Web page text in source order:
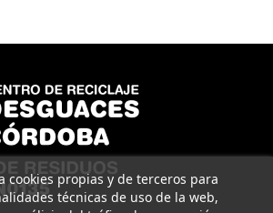
cookies propias y de terceros para
técnicas de uso de la web,